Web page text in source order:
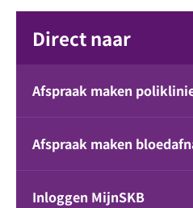
Direct naar
Afspraak maken
Afspraak maken
Inloggen MijnSKB